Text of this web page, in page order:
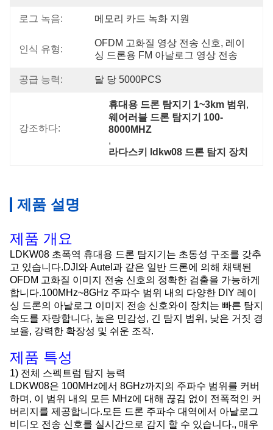
로그 녹음: 메모리 카드 녹화 지원
인식 유형:
OFDM 고화질 영상 전송 신호, 레이
싱 드론용 FM 아날로그 영상 전송
공급 능력: 달 당 5000PCS
강조하다:
휴대용 드론 탐지기 1~3km 범위 ,
웨어러블 드론 탐지기 100-
8000MHZ
,
라다스키 ldkw08 드론 탐지 장치
제품 설명
제품 개요
LDKW08 초폭역 휴대용 드론 탐지기는 초동성 구조를 갖추
고 있습니다.DJI와 Autel과 같은 일반 드론에 의해 채택된
OFDM 고화질 이미지 전송 신호의 정확한 검출을 가능하게
합니다.100MHz~8GHz 주파수 범위 내의 다양한 DIY 레이
싱 드론의 아날로그 이미지 전송 신호와이 장치는 빠른 탐지
속도를 자랑합니다, 높은 민감성, 긴 탐지 범위, 낮은 거짓 경
보율, 강력한 확장성 및 쉬운 조작.
제품 특성
1) 전체 스펙트럼 탐지 능력
LDKW08은 100MHz에서 8GHz까지의 주파수 범위를 커버
하며, 이 범위 내의 모든 MHz에 대해 끊김 없이 전폭적인 커
버리지를 제공합니다.모든 드론 주파수 대역에서 아날로그
비디오 전송 신호를 실시간으로 감지 할 수 있습니다., 매우